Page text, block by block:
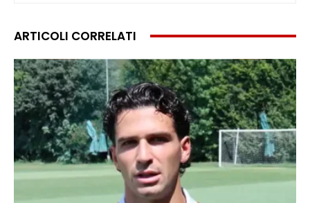
ARTICOLI CORRELATI